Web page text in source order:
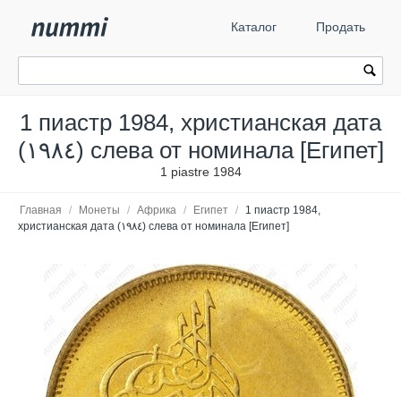
Каталог Продать
1 пиастр 1984, христианская дата
(١٩٨٤) слева от номинала [Египет]
1 piastre 1984
Главная / Монеты / Африка / Египет /
1 пиастр 1984,
христианская дата (١٩٨٤) слева от номинала [Египет]